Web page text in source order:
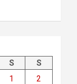
S
S
1
2